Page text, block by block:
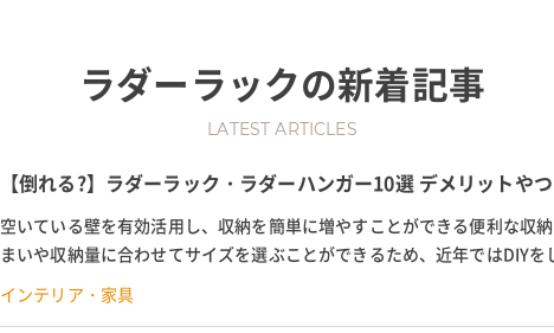
ラダーラックの新着記事
LATEST ARTICLES
【倒れる?】ラダーラック・ラダーハンガー10選 デメリットや
空いている壁を有効活用し、収納を簡単に増やすことができる便利な収
まいや収納量に合わせてサイズを選ぶことができるため、近年ではDIY
も増えています。賃貸でも気にせず使える穴を開けない...
インテリア・家具